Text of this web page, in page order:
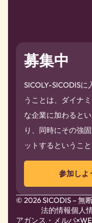
募集中
SICOLY-SICODISに
うことは、ダイナ
な企業に加わると
り、同時にその強
ットするということ
参加しよ
© 2026 SICODIS – 無
法的情報個人
アガンス・メルバ